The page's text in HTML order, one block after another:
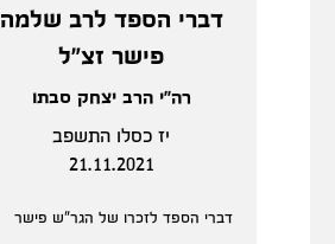
דברי הספד לרב שלמה
פישר זצ"ל
רה"י הרב יצחק סבתו
יז כסלו התשפב
21.11.2021
דברי הספד לזכרו של הגר"ש פישר